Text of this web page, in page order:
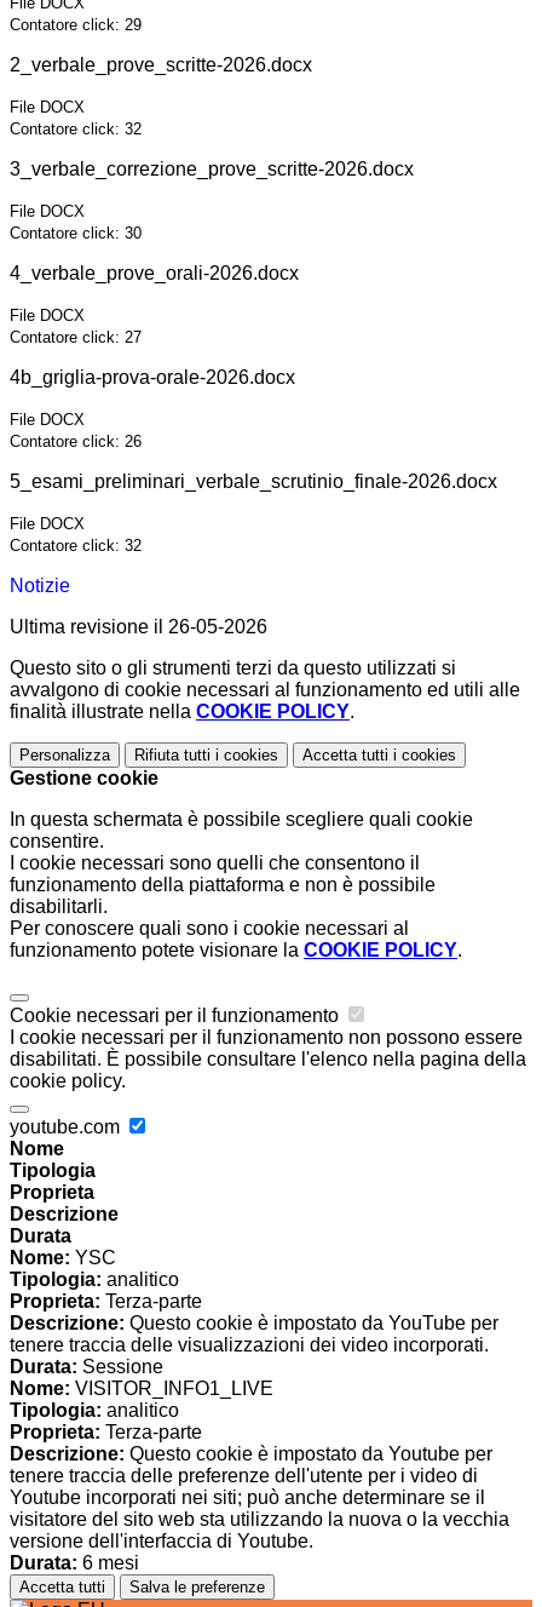
Contatore click: 29
2_verbale_prove_scritte-2026.docx
File DOCX
Contatore click: 32
3_verbale_correzione_prove_scritte-2026.docx
File DOCX
Contatore click: 30
4_verbale_prove_orali-2026.docx
File DOCX
Contatore click: 27
4b_griglia-prova-orale-2026.docx
File DOCX
Contatore click: 26
5_esami_preliminari_verbale_scrutinio_finale-2026.docx
File DOCX
Contatore click: 32
Notizie
Ultima revisione il 26-05-2026
Questo sito o gli strumenti terzi da questo utilizzati si
avvalgono di cookie necessari al funzionamento ed utili alle
finalità illustrate nella COOKIE POLICY.
Personalizza Rifiuta tutti i cookies Accetta tutti i cookies
Gestione cookie
In questa schermata è possibile scegliere quali cookie
consentire.
I cookie necessari sono quelli che consentono il
funzionamento della piattaforma e non è possibile
disabilitarli.
Per conoscere quali sono i cookie necessari al
funzionamento potete visionare la COOKIE POLICY.
Cookie necessari per il funzionamento
I cookie necessari per il funzionamento non possono essere
disabilitati. È possibile consultare l'elenco nella pagina della
cookie policy.
youtube.com
Nome
Tipologia
Proprieta
Descrizione
Durata
Nome: YSC
Tipologia: analitico
Proprieta: Terza-parte
Descrizione: Questo cookie è impostato da YouTube per
tenere traccia delle visualizzazioni dei video incorporati.
Durata: Sessione
Nome: VISITOR_INFO1_LIVE
Tipologia: analitico
Proprieta: Terza-parte
Descrizione: Questo cookie è impostato da Youtube per
tenere traccia delle preferenze dell'utente per i video di
Youtube incorporati nei siti; può anche determinare se il
visitatore del sito web sta utilizzando la nuova o la vecchia
versione dell'interfaccia di Youtube.
Durata: 6 mesi
Accetta tutti Salva le preferenze